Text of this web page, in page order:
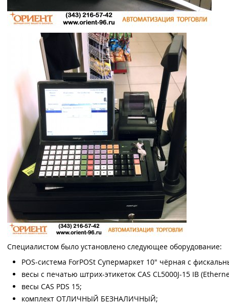
Специалистом было установлено следующее оборудование:
POS-система ForPOSt Супермаркет 10" чёрная с
весы с печатью штрих-этикеток CAS CL5000J-15 IB
весы CAS PDS 15;
комплект ОТЛИЧНЫЙ БЕЗНАЛИЧНЫЙ;